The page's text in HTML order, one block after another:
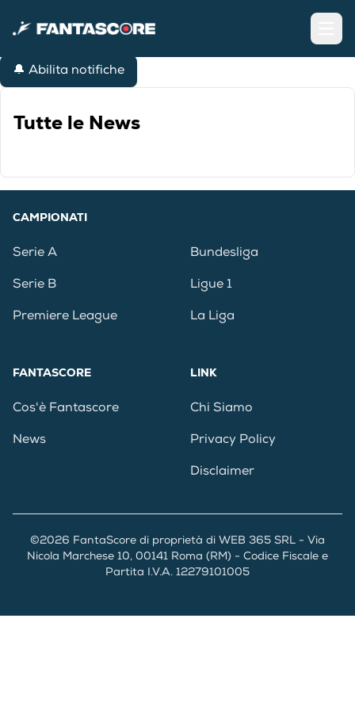
🔔 Abilita notifiche
Tutte le News
CAMPIONATI
Serie A
Serie B
Premiere League
Bundesliga
Ligue 1
La Liga
FANTASCORE
Cos'è Fantascore
News
LINK
Chi Siamo
Privacy Policy
Disclaimer
©2026 FantaScore di proprietà di WEB 365 SRL - Via
Nicola Marchese 10, 00141 Roma (RM) - Codice Fiscale e
Partita I.V.A. 12279101005